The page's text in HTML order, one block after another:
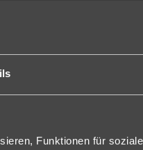
Funktionen für